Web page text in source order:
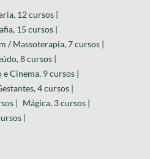
12 cursos |
15 cursos |
/ Massoterapia, 7 cursos |
8 cursos |
e Cinema, 9 cursos |
4 cursos |
|
Mágica, 3 cursos |
|